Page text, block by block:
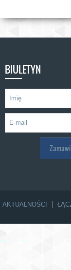
BIULETYN
AKTUALNOŚCI